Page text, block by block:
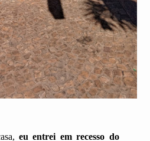
eu entrei em recesso do